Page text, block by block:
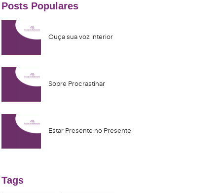
Posts Populares
Ouça sua voz interior
Sobre Procrastinar
Estar Presente no Presente
Tags